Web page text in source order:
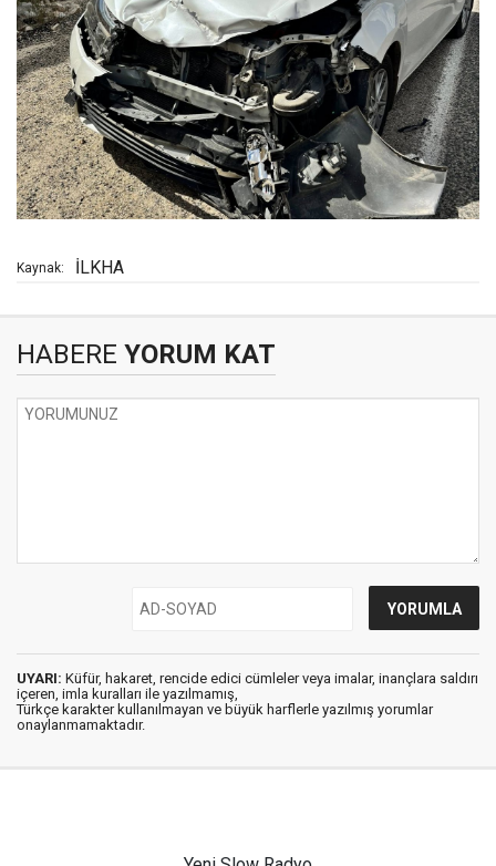
Kaynak: İLKHA
HABERE YORUM KAT
UYARI: Küfür, hakaret, rencide edici cümleler veya imalar, inançlara saldırı
içeren, imla kuralları ile yazılmamış,
Türkçe karakter kullanılmayan ve büyük harflerle yazılmış yorumlar
onaylanmamaktadır.